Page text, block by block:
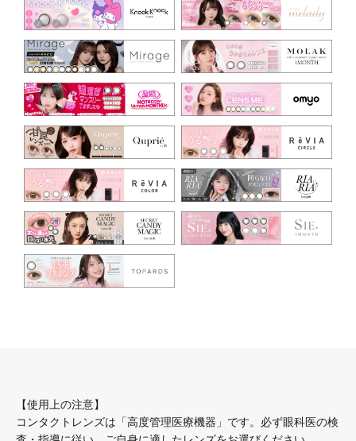
【使用上の注意】
コンタクトレンズは「高度管理医療機器」です。必ず眼科医の検